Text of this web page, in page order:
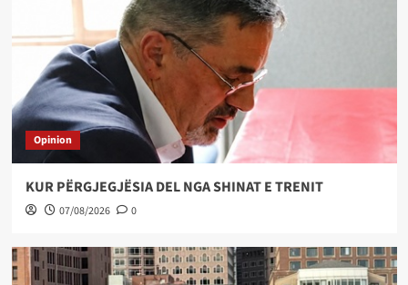
Opinion
KUR PËRGJEGJËSIA DEL NGA SHINAT E TRENIT
07/08/2026 0